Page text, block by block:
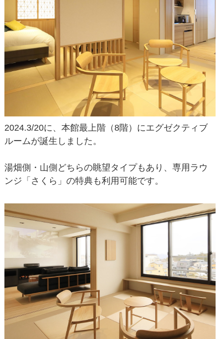
2024.3/20に、本館最上階（8階）にエグゼクティブ
ルームが誕生しました。
湯畑側・山側どちらの眺望タイプもあり、専用ラウ
ンジ「さくら」の特典も利用可能です。